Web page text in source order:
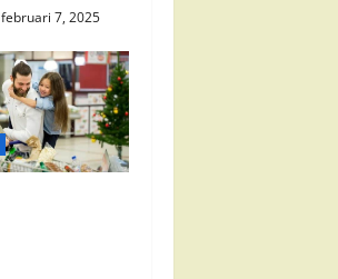
februari 7, 2025